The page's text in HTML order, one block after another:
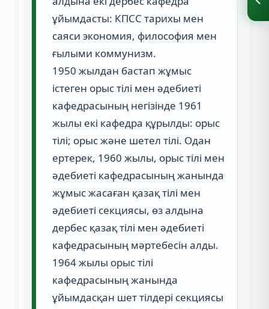
ұйымдасты: КПСС тарихы мен
саяси экономия, философия мен
ғылыми коммунизм.
1950 жылдан бастап жұмыс
істеген орыс тілі мен әдебиеті
кафедрасының негізінде 1961
жылы екі кафедра құрылды: орыс
тілі; орыс және шетел тілі. Одан
ертерек, 1960 жылы, орыс тілі мен
әдебиеті кафедрасының жанында
жұмыс жасаған қазақ тілі мен
әдебиеті секциясы, өз алдына
дербес қазақ тілі мен әдебиеті
кафедрасының мәртебесін алды.
1964 жылы орыс тілі
кафедрасының жанында
ұйымдасқан шет тілдері секциясы